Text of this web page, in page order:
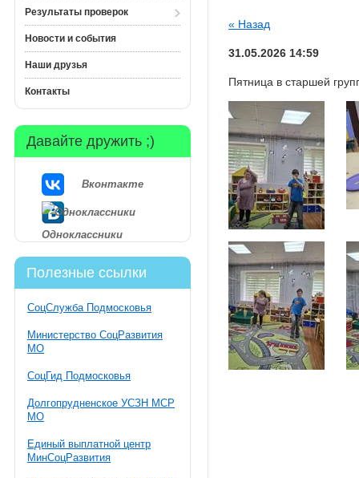
Результаты проверок
Новости и события
Наши друзья
Контакты
Давайте дружить ;)
Вконтакте
Одноклассники
Полезные ссылки
СоцСлужба Подмосковья
Министерство СоцРазвития
МО
СоцГид Подмосковья
Долгопрудненское УСЗН МСР
МО
Единый выплатной центр
МинСоцРазвития
« Назад
31.05.2026 14:59
Пятница в старшей